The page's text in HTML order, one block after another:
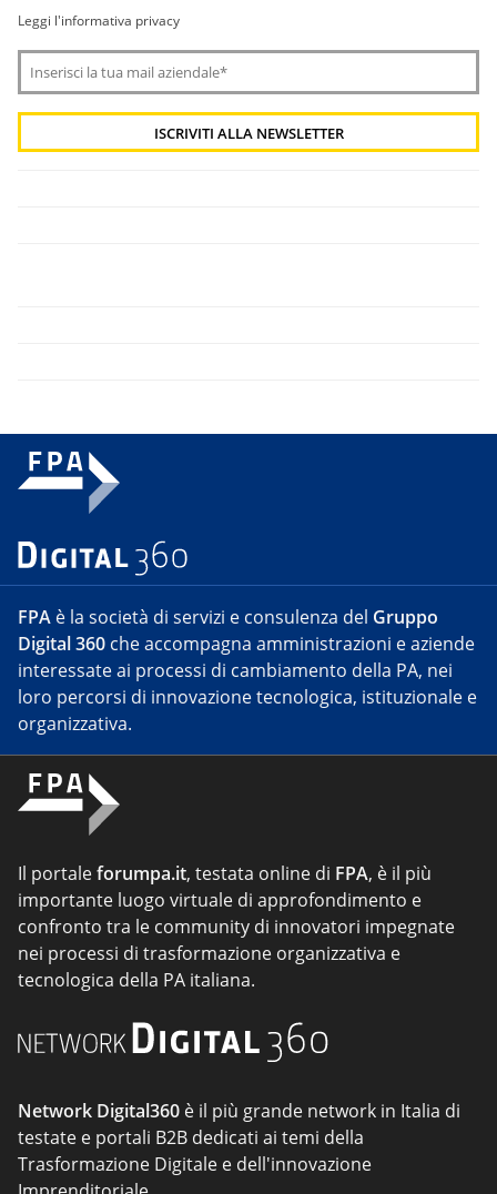
Leggi l'informativa privacy
FPA è la società di servizi e consulenza del Gruppo
Digital 360 che accompagna amministrazioni e aziende
interessate ai processi di cambiamento della PA, nei
loro percorsi di innovazione tecnologica, istituzionale e
organizzativa.
Il portaleforumpa.it, testata online di FPA, è il più
importante luogo virtuale di approfondimento e
confronto tra le community di innovatori impegnate
nei processi di trasformazione organizzativa e
tecnologica della PA italiana.
Network Digital360 è il più grande network in Italia di
testate e portali B2B dedicati ai temi della
Trasformazione Digitale e dell'innovazione